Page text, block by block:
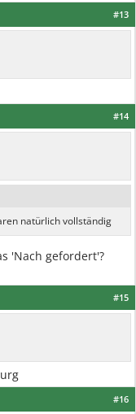
#13
#14
natürlich vollständig
'Nach gefordert'?
#15
#16